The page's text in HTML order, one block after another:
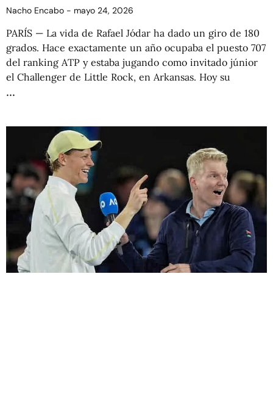
Nacho Encabo mayo 24, 2026
PARÍS — La vida de Rafael Jódar ha dado un giro de 180
grados. Hace exactamente un año ocupaba el puesto 707
del ranking ATP y estaba jugando como invitado júnior
el Challenger de Little Rock, en Arkansas. Hoy su